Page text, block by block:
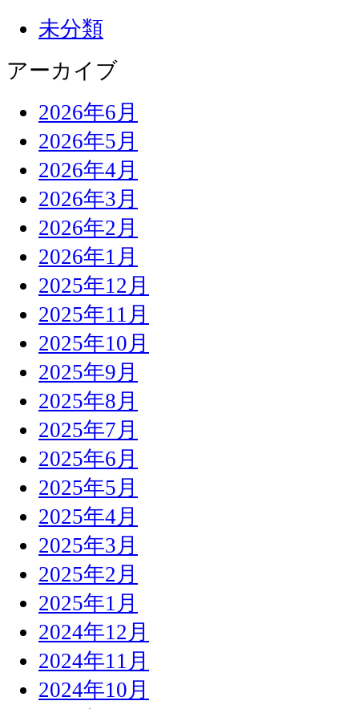
未分類
アーカイブ
2026年6月
2026年5月
2026年4月
2026年3月
2026年2月
2026年1月
2025年12月
2025年11月
2025年10月
2025年9月
2025年8月
2025年7月
2025年6月
2025年5月
2025年4月
2025年3月
2025年2月
2025年1月
2024年12月
2024年11月
2024年10月